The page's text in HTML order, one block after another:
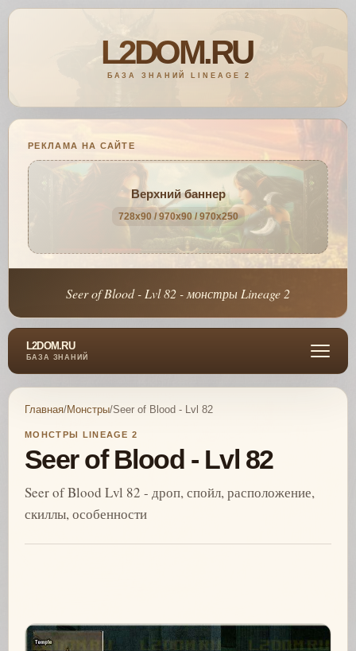
РЕКЛАМА НА САЙТЕ
Верхний баннер
728x90 / 970x90 / 970x250
Seer of Blood - Lvl 82 - монстры Lineage 2
L2DOM.RU
БАЗА ЗНАНИЙ
Главная/Монстры/Seer of Blood - Lvl 82
МОНСТРЫ LINEAGE 2
Seer of Blood - Lvl 82
Seer of Blood Lvl 82 - дроп, спойл, расположение,
скиллы, особенности